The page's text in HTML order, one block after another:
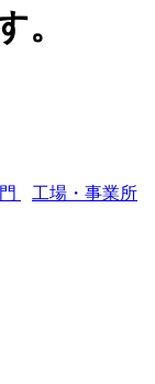
。
工場・事業所